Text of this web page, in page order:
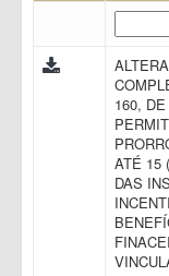
160,
ATÉ 15
DAS